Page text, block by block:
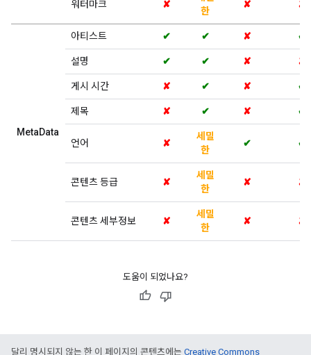
워터마크 ✘
한
✘ ✘
MetaData
아티스트 ✔ ✔ ✘ ✔
설명 ✔ ✔ ✘ ✘
게시 시간 ✘ ✔ ✘ ✔
제목 ✘ ✔ ✘ ✔
언어 ✘
세밀
한
✔ ✔
콘텐츠 등급 ✘
세밀
한
✘ ✘
콘텐츠 세부정보 ✘
세밀
한
✘ ✘
도움이 되었나요?
달리 명시되지 않는 한 이 페이지의 콘텐츠에는 Creative Commons